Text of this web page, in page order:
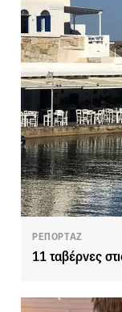
ΡΕΠΟΡΤΑΖ
11 ταβέρνες